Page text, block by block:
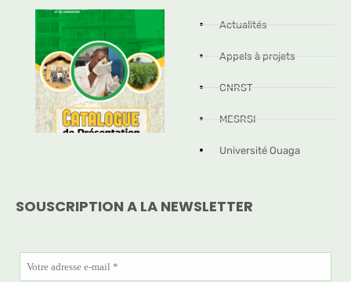
Actualités
Appels à projets
CNRST
MESRSI
Université Ouaga
SOUSCRIPTION A LA NEWSLETTER